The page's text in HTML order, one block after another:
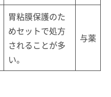
胃粘膜保護のた
めセットで処方
されることが多
い。
与薬